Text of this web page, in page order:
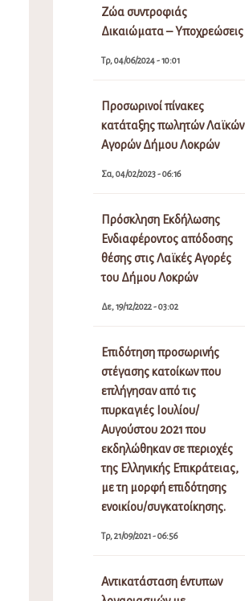
Ζώα συντροφιάς
Δικαιώματα – Υποχρεώσεις
Τρ, 04/06/2024 - 10:01
Προσωρινοί πίνακες
κατάταξης πωλητών Λαϊκών
Αγορών Δήμου Λοκρών
Σα, 04/02/2023 - 06:16
Πρόσκληση Εκδήλωσης
Ενδιαφέροντος απόδοσης
θέσης στις Λαϊκές Αγορές
του Δήμου Λοκρών
Δε, 19/12/2022 - 03:02
Επιδότηση προσωρινής
στέγασης κατοίκων που
επλήγησαν από τις
πυρκαγιές Ιουλίου/
Αυγούστου 2021 που
εκδηλώθηκαν σε περιοχές
της Ελληνικής Επικράτειας,
με τη μορφή επιδότησης
ενοικίου/συγκατοίκησης.
Τρ, 21/09/2021 - 06:56
Αντικατάσταση έντυπων